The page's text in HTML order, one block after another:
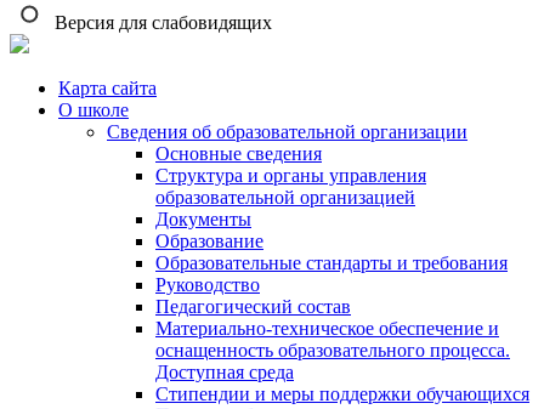
Версия для слабовидящих
Карта сайта
О школе
Сведения об образовательной организации
Основные сведения
Структура и органы управления
образовательной организацией
Документы
Образование
Образовательные стандарты и требования
Руководство
Педагогический состав
Материально-техническое обеспечение и
оснащенность образовательного процесса.
Доступная среда
Стипендии и меры поддержки обучающихся